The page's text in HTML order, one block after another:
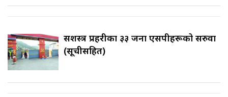
सशस्त्र प्रहरीका ३३ जना एसपीहरूको सरुवा
(सूचीसहित)